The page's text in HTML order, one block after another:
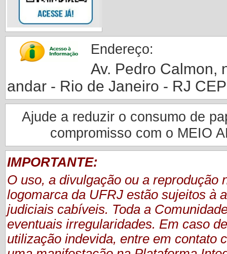
Endereço:
Av. Pedro Calmon,
andar - Rio de Janeiro - RJ
Ajude a reduzir o consumo de
compromisso com o MEIO
IMPORTANTE:
O uso, a divulgação ou a reprodução
logomarca da UFRJ estão sujeitos à
judiciais cabíveis. Toda a
eventuais irregularidades. Em caso
utilização indevida, entre em contato